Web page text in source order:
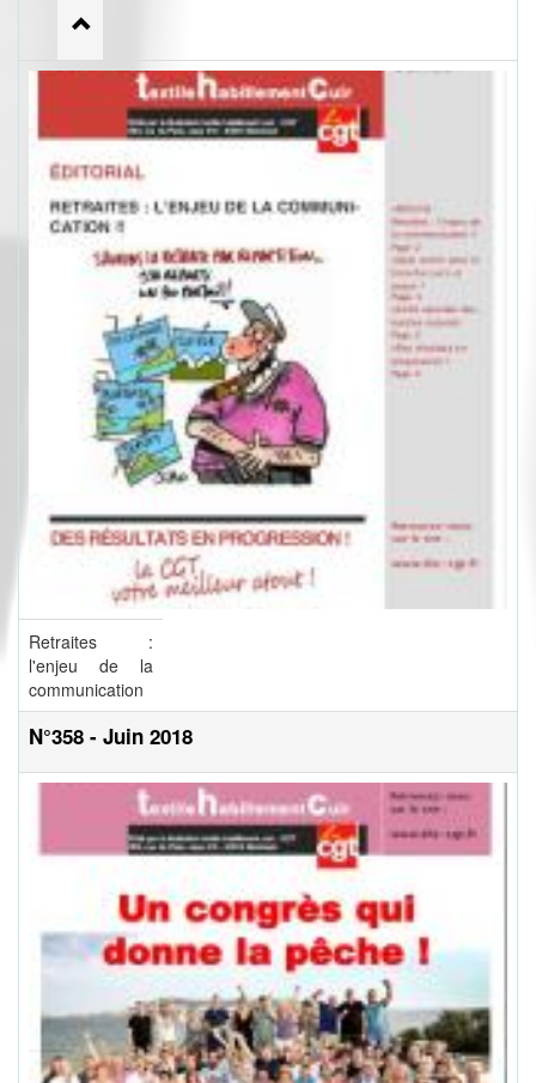
Retraites :
l'enjeu de la
communication
N°358 - Juin 2018